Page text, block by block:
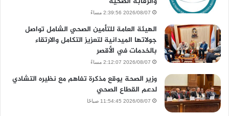
2026/08/07 2:39:56 مساءً
الهيئة العامة للتأمين الصحي الشامل تواصل
جولاتها الميدانية لتعزيز التكامل والارتقاء
بالخدمات في الأقصر
2026/08/07 2:12:07 مساءً
وزير الصحة يوقع مذكرة تفاهم مع نظيره التشادي
لدعم القطاع الصحي
2026/08/07 11:54:45 صباحًا